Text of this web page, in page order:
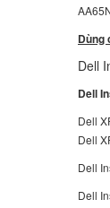
Dùng
Dell
Dell
Dell
Dell
Dell
Dell